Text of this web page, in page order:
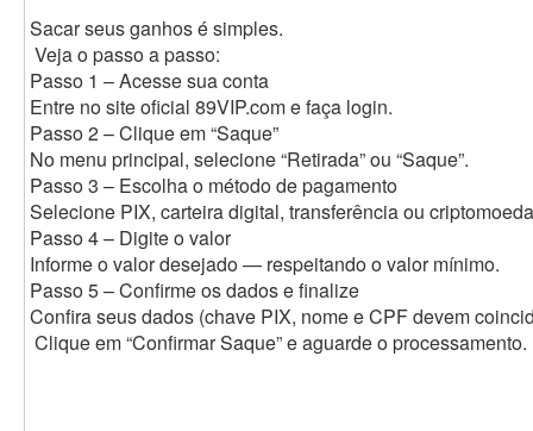
Sacar seus ganhos é simples.
Veja o passo a passo:
Passo 1 – Acesse sua conta
Entre no site oficial 89VIP.com e faça login.
Passo 2 – Clique em “Saque”
No menu principal, selecione “Retirada” ou “Saque”.
Passo 3 – Escolha o método de pagamento
Selecione PIX, carteira digital, transferência ou
Passo 4 – Digite o valor
Informe o valor desejado — respeitando o valor mínimo.
Passo 5 – Confirme os dados e finalize
Confira seus dados (chave PIX, nome e CPF devem
Clique em “Confirmar Saque” e aguarde o processamento.